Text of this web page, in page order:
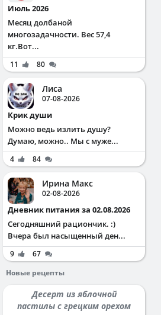
Июль 2026
Месяц долбаной
многозадачности. Вес 57,4
кг.Вот...
11 80
Лиса
07-08-2026
Крик души
Можно ведь излить душу?
Думаю, можно.. Мы с муже...
4 84
Ирина Макс
02-08-2026
Дневник питания за 02.08.2026
Сегодняшний рациончик. :)
Вчера был насыщенный ден...
9
67
Новые рецепты
Десерт из яблочной
пастилы с грецким орехом